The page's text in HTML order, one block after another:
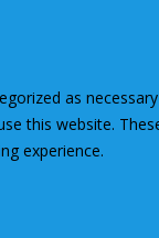
as
this website.
experience.